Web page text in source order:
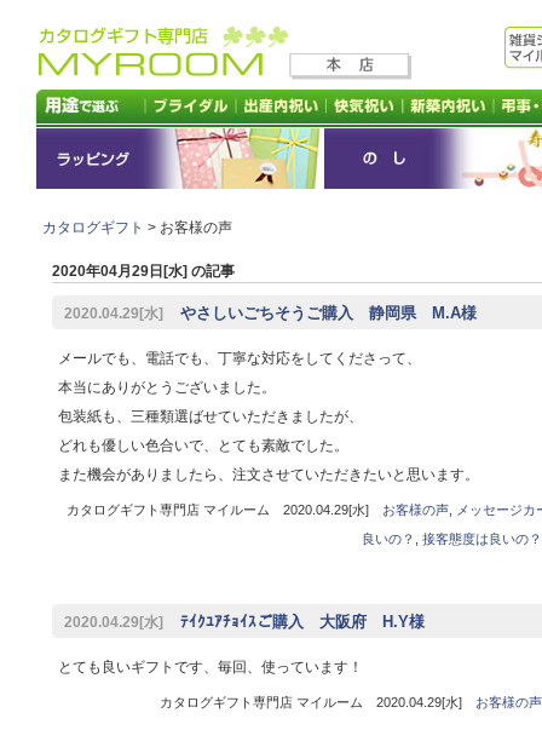
カタログギフト > お客様の声
2020年04月29日[水] の記事
2020.04.29[水] やさしいごちそうご購入 静岡県 M.A様
メールでも、電話でも、丁寧な対応をしてくださって、
本当にありがとうございました。
包装紙も、三種類選ばせていただきましたが、
どれも優しい色合いで、とても素敵でした。
また機会がありましたら、注文させていただきたいと思います。
カタログギフト専門店 マイルーム 2020.04.29[水] お客様の声,
メッセージ
良いの？
接客態度は良いの？
2020.04.29[水] ﾃｲｸﾕｱﾁｮｲｽご購入 大阪府 H.Y様
とても良いギフトです、毎回、使っています！
カタログギフト専門店 マイルーム 2020.04.29[水] お客様の声